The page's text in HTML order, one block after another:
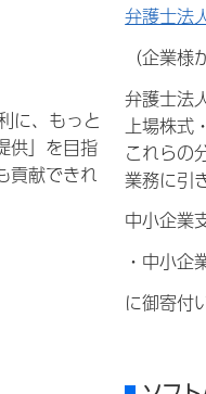
に、もっと
供」を目指
貢献できれ
弁護士法
（企業
弁護士法
上場株
これらの
業務に引
中小企業
・中小企
に御寄付